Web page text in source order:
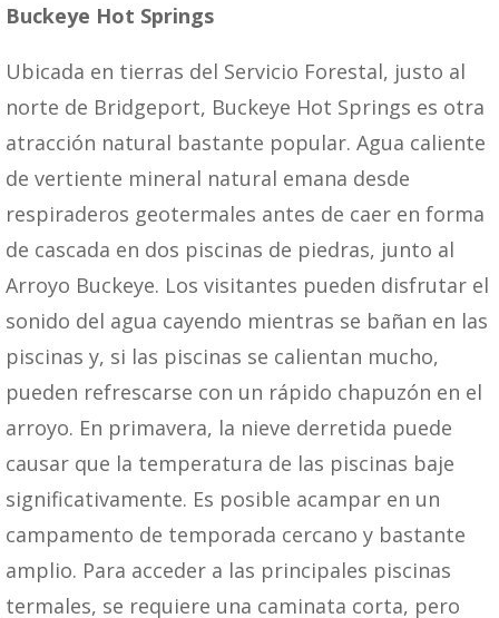
Buckeye Hot Springs
Ubicada en tierras del Servicio Forestal, justo al
norte de Bridgeport, Buckeye Hot Springs es otra
atracción natural bastante popular. Agua caliente
de vertiente mineral natural emana desde
respiraderos geotermales antes de caer en forma
de cascada en dos piscinas de piedras, junto al
Arroyo Buckeye. Los visitantes pueden disfrutar el
sonido del agua cayendo mientras se bañan en las
piscinas y, si las piscinas se calientan mucho,
pueden refrescarse con un rápido chapuzón en el
arroyo. En primavera, la nieve derretida puede
causar que la temperatura de las piscinas baje
significativamente. Es posible acampar en un
campamento de temporada cercano y bastante
amplio. Para acceder a las principales piscinas
termales, se requiere una caminata corta, pero